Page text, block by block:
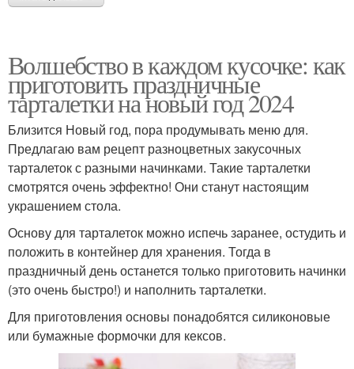
Волшебство в каждом кусочке: как
приготовить праздничные
тарталетки на новый год 2024
Близится Новый год, пора продумывать меню для.
Предлагаю вам рецепт разноцветных закусочных
тарталеток с разными начинками. Такие тарталетки
смотрятся очень эффектно! Они станут настоящим
украшением стола.
Основу для тарталеток можно испечь заранее, остудить и
положить в контейнер для хранения. Тогда в
праздничный день останется только приготовить начинки
(это очень быстро!) и наполнить тарталетки.
Для приготовления основы понадобятся силиконовые
или бумажные формочки для кексов.